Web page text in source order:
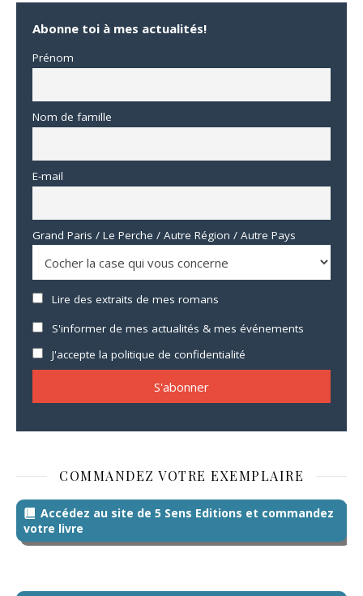
Abonne toi à mes actualités!
Prénom
Nom de famille
E-mail
Grand Paris / Le Perche / Autre Région / Autre Pays
Lire des extraits de mes romans
S'informer de mes actualités & mes événements
J'accepte la politique de confidentialité
COMMANDEZ VOTRE EXEMPLAIRE
Accédez au site de 5 Sens Editions et commandez
votre livre